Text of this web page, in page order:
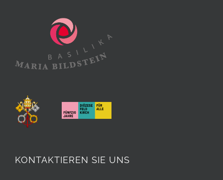
KONTAKTIEREN SIE UNS